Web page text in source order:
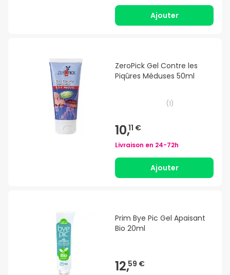
Ajouter
ZeroPick Gel Contre les
Piqûres Méduses 50ml
(1)
10,11 €
Livraison en 24-72h
Ajouter
Prim Bye Pic Gel Apaisant
Bio 20ml
12,59 €